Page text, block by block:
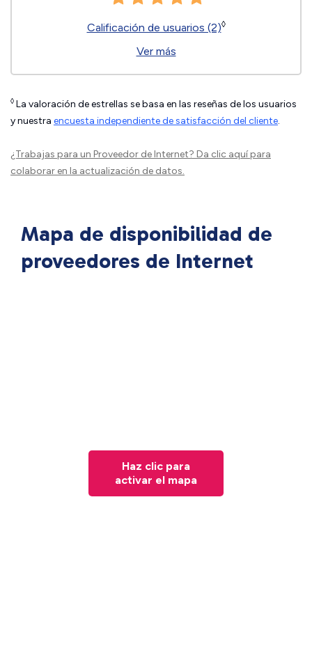
Calificación de usuarios (2)◊
Ver más
◊ La valoración de estrellas se basa en las reseñas de los usuarios
y nuestra encuesta independiente de satisfacción del cliente.
¿Trabajas para un Proveedor de Internet? Da clic aquípara
colaborar en la actualización de datos.
Mapa de disponibilidad de
proveedores de Internet
Haz clic para
activar el mapa